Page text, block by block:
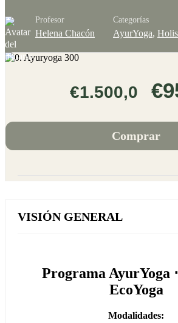
Profesor
Helena Chacón
Categorías
AyurYoga,
VISIÓN GENERAL
Programa AyurYoga
EcoYoga
Modalidades:
€1.500,0
Comprar